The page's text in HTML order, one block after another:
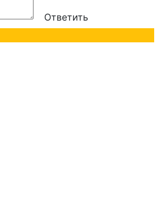
Ответить